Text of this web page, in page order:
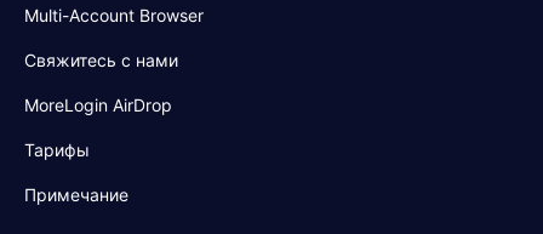
Multi-Account Browser
Свяжитесь с нами
MoreLogin AirDrop
Тарифы
Примечание